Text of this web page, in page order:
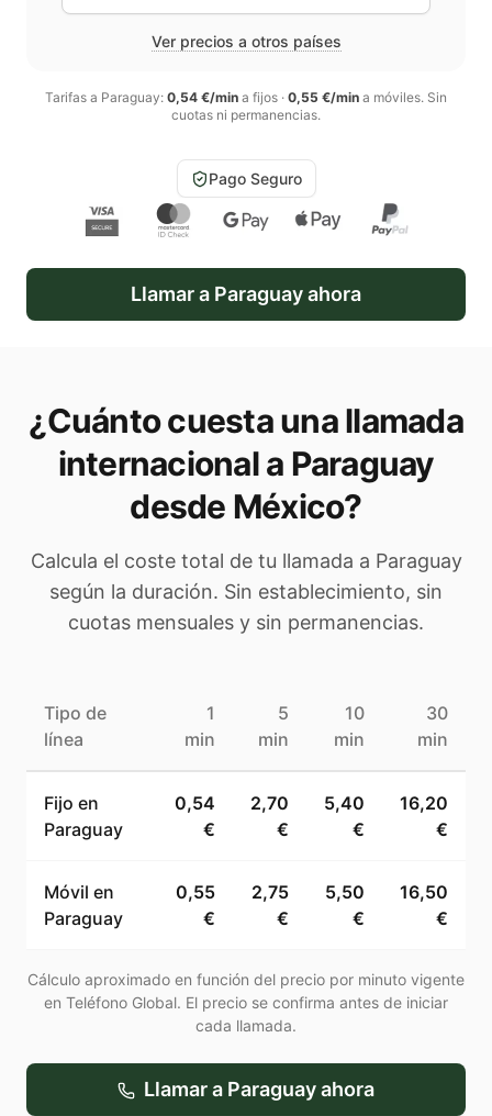
Ver precios a otros países
Tarifas a Paraguay: 0,54 €/min a fijos · 0,55 €/min a móviles. Sin
cuotas ni permanencias.
Pago Seguro
Llamar a Paraguayahora
¿Cuánto cuesta una llamada
internacional a Paraguay
desde México?
Calcula el coste total de tu llamada a Paraguay
según la duración. Sin establecimiento, sin
cuotas mensuales y sin permanencias.
Tipo de
línea
1
min
5
min
10
min
30
min
Fijo en
Paraguay
0,54
€
2,70
€
5,40
€
16,20
€
Móvil en
Paraguay
0,55
€
2,75
€
5,50
€
16,50
€
Cálculo aproximado en función del precio por minuto vigente
en Teléfono Global. El precio se confirma antes de iniciar
cada llamada.
Llamar a Paraguayahora